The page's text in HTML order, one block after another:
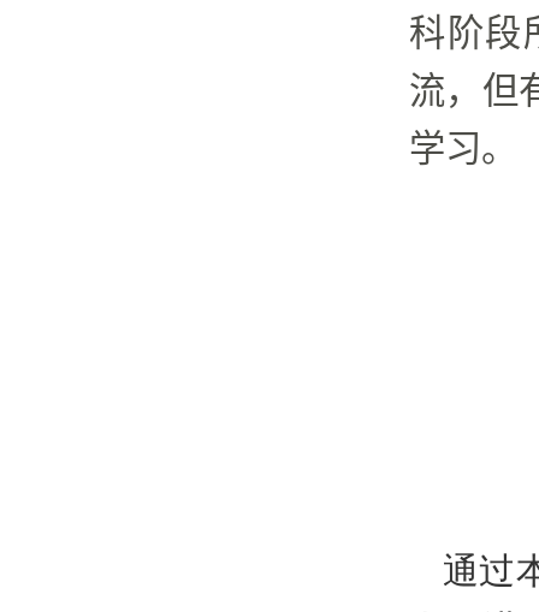
科阶段
流，但
学习。
通过